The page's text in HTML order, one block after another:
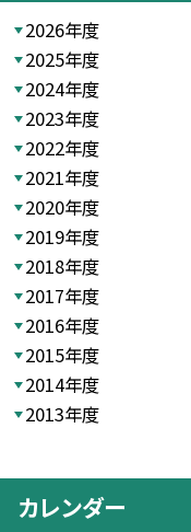
2026年度
2025年度
2024年度
2023年度
2022年度
2021年度
2020年度
2019年度
2018年度
2017年度
2016年度
2015年度
2014年度
2013年度
カレンダー